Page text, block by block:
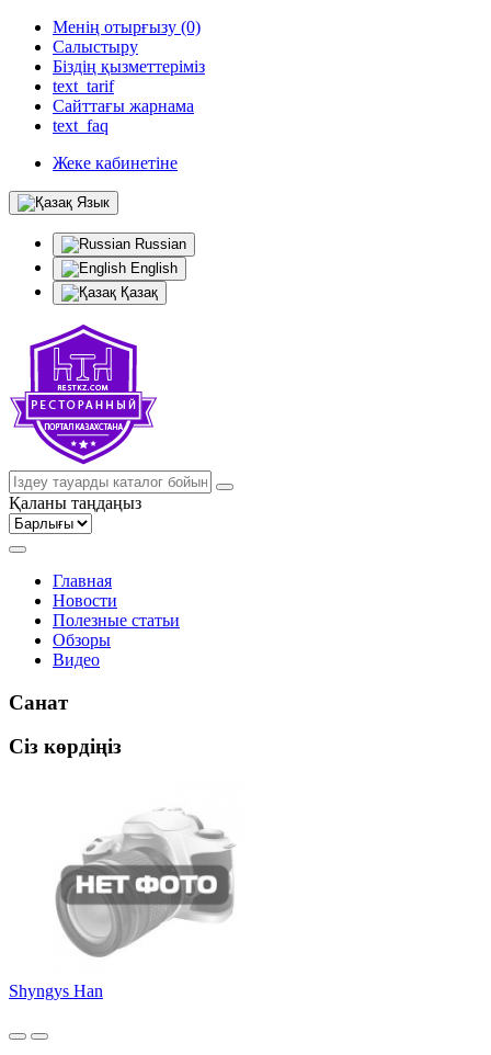
Менің отырғызу (0)
Салыстыру
Біздің қызметтеріміз
text_tarif
Сайттағы жарнама
text_faq
Жеке кабинетіне
Язык
Russian
English
Қазақ
Қаланы таңдаңыз
Главная
Новости
Полезные статьи
Обзоры
Видео
Санат
Сіз көрдіңіз
Shyngys Han